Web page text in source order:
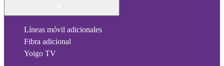
Líneas móvil adicionales
Fibra adicional
Yoigo TV